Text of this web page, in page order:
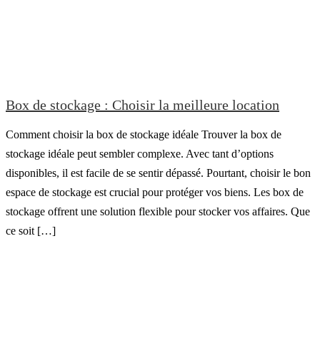
Box de stockage : Choisir la meilleure location
Comment choisir la box de stockage idéale Trouver la box de
stockage idéale peut sembler complexe. Avec tant d’options
disponibles, il est facile de se sentir dépassé. Pourtant, choisir le bon
espace de stockage est crucial pour protéger vos biens. Les box de
stockage offrent une solution flexible pour stocker vos affaires. Que
ce soit […]